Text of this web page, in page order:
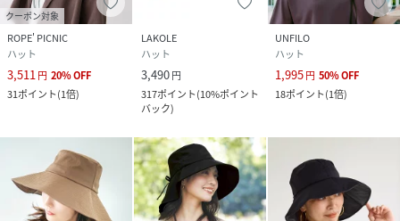
クーポン対象
ROPE' PICNIC
ハット
3,511円 20%OFF
31ポイント(1倍)
LAKOLE
ハット
3,490円
317ポイント(10%ポイント
バック)
UNFILO
ハット
1,995円 50%OFF
18ポイント(1倍)